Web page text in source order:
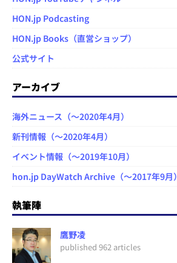
HON.jp Podcasting
HON.jp Books（直営ショップ）
公式サイト
アーカイブ
海外ニュース（～2020年4月）
新刊情報（～2020年4月）
イベント情報（～2019年10月）
hon.jp DayWatch Archive（～2017年9月）
執筆陣
鷹野凌
published 962 articles